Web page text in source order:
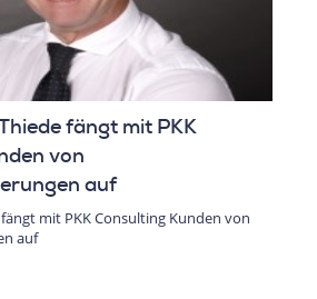
von
Elon Musk kürzt für
Staatsausgaben
Elon Musk kürzt für Donald Trump